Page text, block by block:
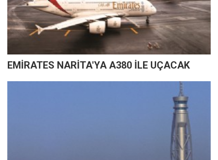
EMİRATES NARİTA'YA A380 İLE UÇACAK